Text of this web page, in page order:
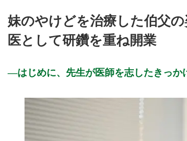
妹のやけどを治療した伯父
医として研鑽を重ね開業
はじめに、先生が医師を志したきっか